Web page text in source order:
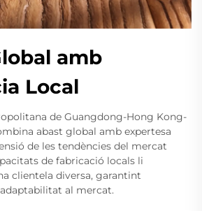
amb
Local
de Guangdong-Hong Kong-
abast global amb expertesa
de les tendències del mercat
de fabricació locals li
clientela diversa, garantint
al mercat.